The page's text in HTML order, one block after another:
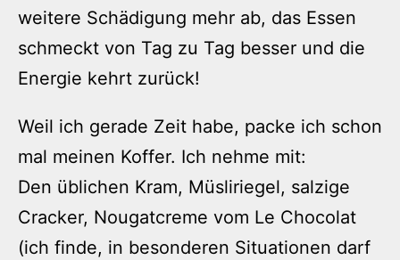
weitere Schädigung mehr ab, das Essen
schmeckt von Tag zu Tag besser und die
Energie kehrt zurück!
Weil ich gerade Zeit habe, packe ich schon
mal meinen Koffer. Ich nehme mit:
Den üblichen Kram, Müsliriegel, salzige
Cracker, Nougatcreme vom Le Chocolat
(ich finde, in besonderen Situationen darf